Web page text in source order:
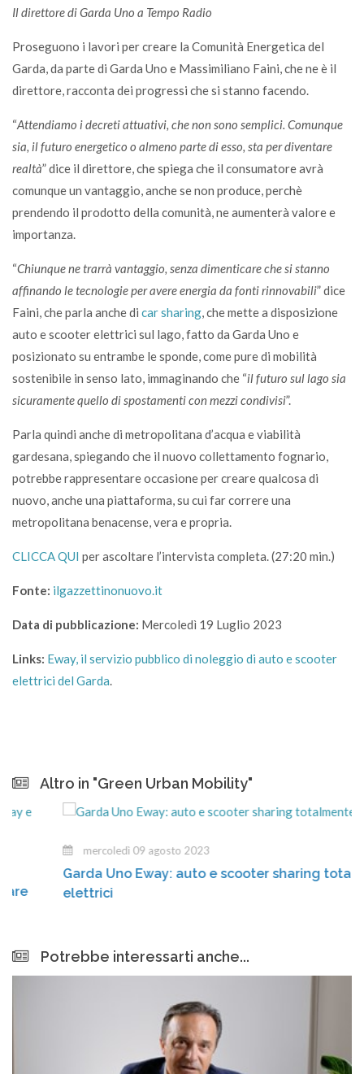
Il direttore di Garda Uno a Tempo Radio
Proseguono i lavori per creare la Comunità Energetica del
Garda, da parte di Garda Uno e Massimiliano Faini, che ne è il
direttore, racconta dei progressi che si stanno facendo.
“Attendiamo i decreti attuativi, che non sono semplici. Comunque
sia, il futuro energetico o almeno parte di esso, sta per diventare
realtà” dice il direttore, che spiega che il consumatore avrà
comunque un vantaggio, anche se non produce, perchè
prendendo il prodotto della comunità, ne aumenterà valore e
importanza.
“Chiunque ne trarrà vantaggio, senza dimenticare che si stanno
affinando le tecnologie per avere energia da fonti rinnovabili” dice
Faini, che parla anche di car sharing, che mette a disposizione
auto e scooter elettrici sul lago, fatto da Garda Uno e
posizionato su entrambe le sponde, come pure di mobilità
sostenibile in senso lato, immaginando che “il futuro sul lago sia
sicuramente quello di spostamenti con mezzi condivisi”.
Parla quindi anche di metropolitana d’acqua e viabilità
gardesana, spiegando che il nuovo collettamento fognario,
potrebbe rappresentare occasione per creare qualcosa di
nuovo, anche una piattaforma, su cui far correre una
metropolitana benacense, vera e propria.
CLICCA QUI per ascoltare l’intervista completa. (27:20 min.)
Fonte: ilgazzettinonuovo.it
Data di pubblicazione: Mercoledì 19 Luglio 2023
Links: Eway, il servizio pubblico di noleggio di auto e scooter
elettrici del Garda.
Altro in "Green Urban Mobility"
mercoledì 09 agosto 2023
Garda Uno Eway: auto e scooter sharing totalmente
elettrici
Potrebbe interessarti anche...